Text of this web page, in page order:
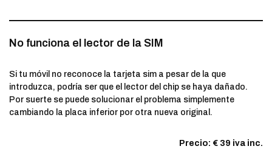
No funciona el lector de la SIM
Si tu móvil no reconoce la tarjeta sim a pesar de la que
introduzca, podría ser que el lector del chip se haya dañado.
Por suerte se puede solucionar el problema simplemente
cambiando la placa inferior por otra nueva original.
Precio: € 39 iva inc.